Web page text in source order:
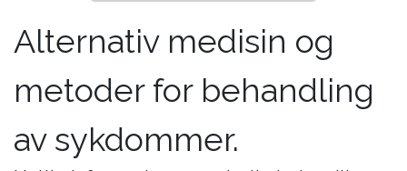
Alternativ medisin og
metoder for behandling
av sykdommer.